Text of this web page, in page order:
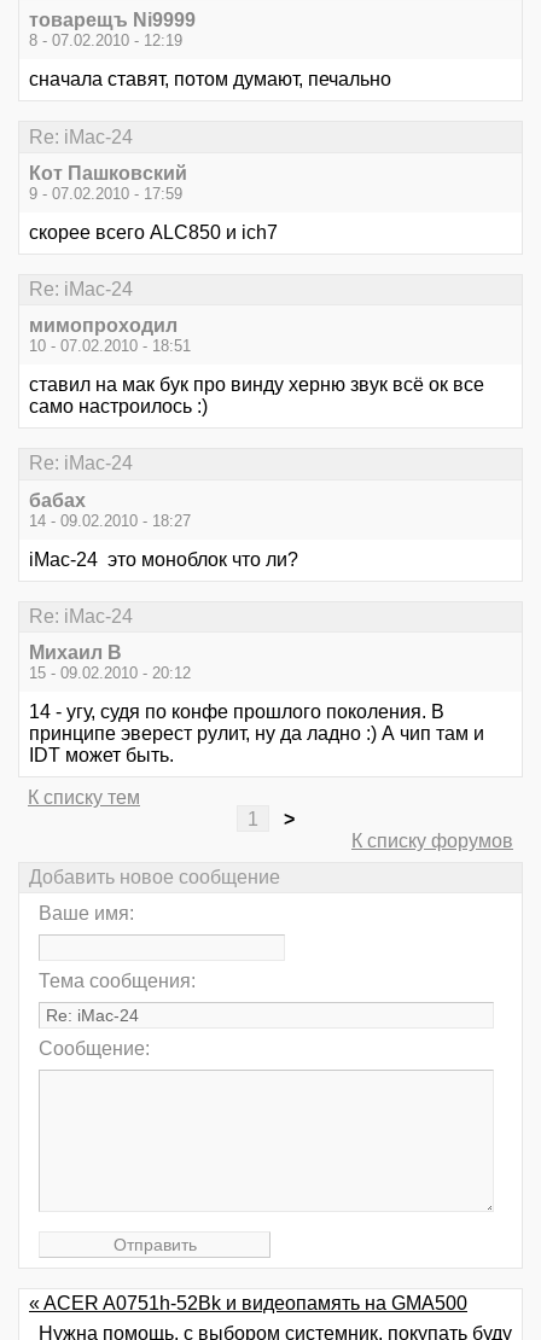
товарещъ Ni9999
8 - 07.02.2010 - 12:19
сначала ставят, потом думают, печально
Re: iMac-24
Кот Пашковский
9 - 07.02.2010 - 17:59
скорее всего ALC850 и ich7
Re: iMac-24
мимопроходил
10 - 07.02.2010 - 18:51
ставил на мак бук про винду херню звук всё ок все
само настроилось :)
Re: iMac-24
бабах
14 - 09.02.2010 - 18:27
iMac-24 это моноблок что ли?
Re: iMac-24
Михаил В
15 - 09.02.2010 - 20:12
14 - угу, судя по конфе прошлого поколения. В
принципе эверест рулит, ну да ладно :) А чип там и
IDT может быть.
К списку тем
1
>
К списку форумов
Добавить новое сообщение
Ваше имя:
Тема сообщения:
Сообщение:
« ACER A0751h-52Bk и видеопамять на GMA500
Нужна помощь, с выбором системник, покупать буду